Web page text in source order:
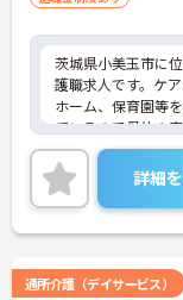
茨城県小美玉市に
護職求人です。ケ
ホーム、保育園等
ているので母体の
すい職場づくりに
考課を行い、頑張
れております。ご
い合わせください。
詳細
通所介護（デイサービス）